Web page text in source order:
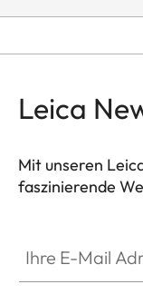
Leica
Mit unseren
faszinierende